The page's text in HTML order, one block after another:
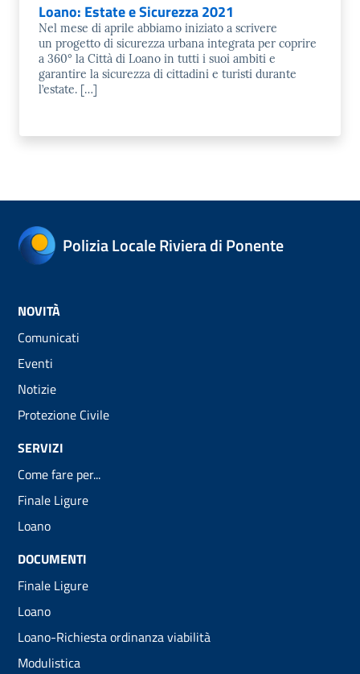
Loano: Estate e Sicurezza 2021
Nel mese di aprile abbiamo iniziato a scrivere
un progetto di sicurezza urbana integrata per coprire
a 360° la Città di Loano in tutti i suoi ambiti e
garantire la sicurezza di cittadini e turisti durante
l’estate. […]
Polizia Locale Riviera di Ponente
NOVITÀ
Comunicati
Eventi
Notizie
Protezione Civile
SERVIZI
Come fare per...
Finale Ligure
Loano
DOCUMENTI
Finale Ligure
Loano
Loano-Richiesta ordinanza viabilità
Modulistica